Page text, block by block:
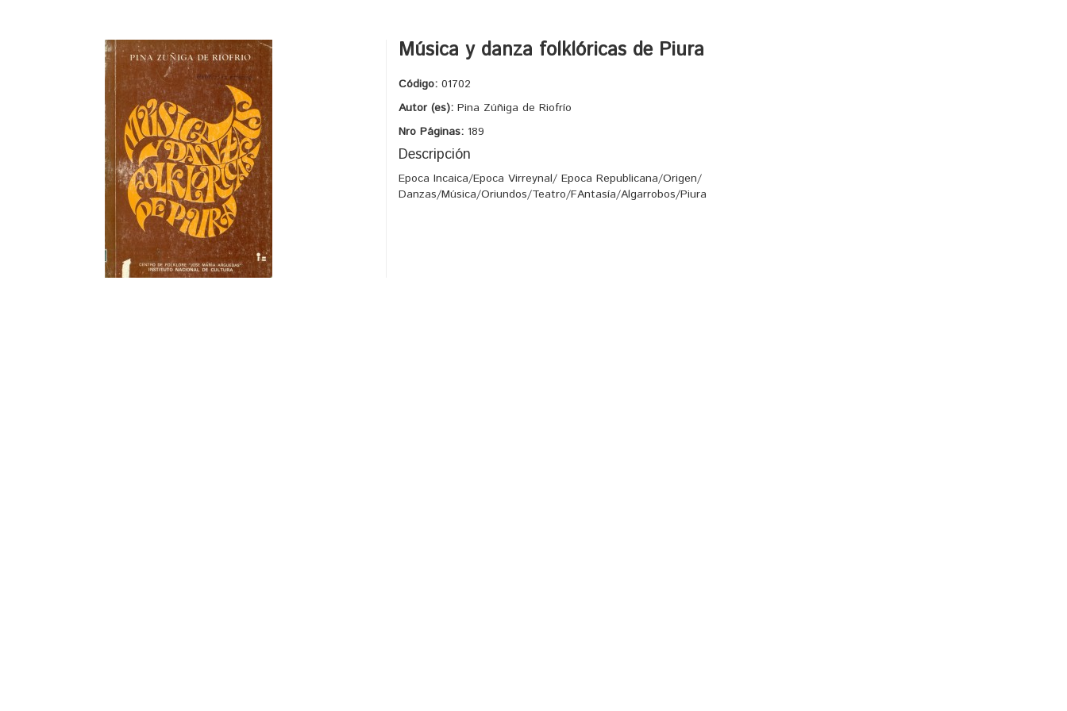
Música y danza folklóricas de Piura
Código: 01702
Autor (es): Pina Zúñiga de Riofrío
Nro Páginas: 189
Descripción
Epoca Incaica/Epoca Virreynal/ Epoca Republicana/Origen/
Danzas/Música/Oriundos/Teatro/FAntasía/Algarrobos/Piura